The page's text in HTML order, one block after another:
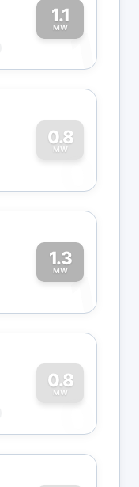
1.1
MW1
0.8
MW
0
1.3
MW1
0.8
MW
0